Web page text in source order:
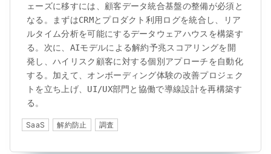
ェーズに移すには、顧客データ統合基盤の整備が必須と
なる。まずはCRMとプロダクト利用ログを統合し、リア
ルタイム分析を可能にするデータウェアハウスを構築す
る。次に、AIモデルによる解約予兆スコアリングを開
発し、ハイリスク顧客に対する個別アプローチを自動化
する。加えて、オンボーディング体験の改善プロジェク
トを立ち上げ、UI/UX部門と協働で導線設計を再構築す
る。
SaaS 解約防止 調査